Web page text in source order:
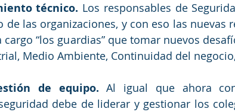
técnico. Los responsables de
de las organizaciones, y con eso las nuevas
“los guardias” que tomar nuevos
Medio Ambiente, Continuidad del
de equipo. Al igual que ahora
debe de liderar y gestionar los